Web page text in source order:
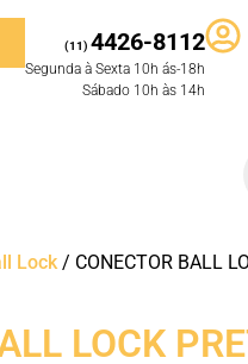
(11) 4426-8112
Segunda à Sexta 10h ás-18h
Sábado 10h às 14h
Lock/ CONECTOR BALL
LOCK